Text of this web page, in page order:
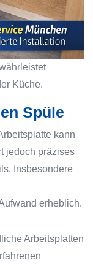
Küche.
Spüle
kann
jedoch präzises
Insbesondere
erheblich.
Arbeitsplatten